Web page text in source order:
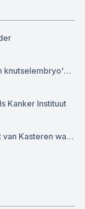
Sonic Hedgehog-genen en knutselembryo's: verslag bezoek aan Sanquin
Kanker Instituut
Oud-voorzitter VWN Joost van Kasteren was een empathische mentor en kritisch journalist